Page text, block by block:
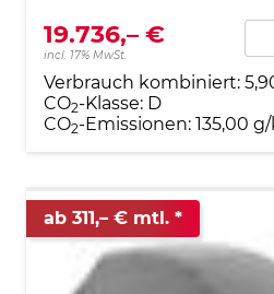
19.736,– €
incl. 17% MwSt.
Verbrauch kombiniert:
CO2-Klasse: D
CO2-Emissionen: 135,00
ab 311,– € mtl.